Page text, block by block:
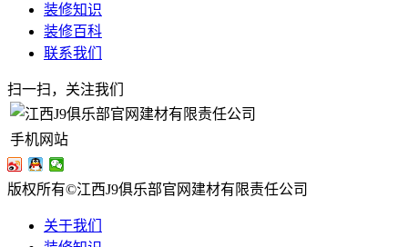
装修知识
装修百科
联系我们
扫一扫，关注我们
手机网站
版权所有©江西J9俱乐部官网建材有限责任公司
关于我们